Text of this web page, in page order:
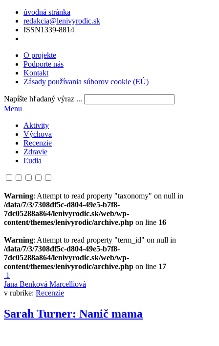
úvodná stránka
redakcia@lenivyrodic.sk
ISSN1339-8814
O projekte
Podporte nás
Kontakt
Zásady používania súborov cookie (EÚ)
Napíšte hľadaný výraz ...
Menu
Aktivity
Výchova
Recenzie
Zdravie
Ľudia
Warning: Attempt to read property "taxonomy" on null in
/data/7/3/7308df5c-d804-49e5-b7f8-
7dc05288a864/lenivyrodic.sk/web/wp-
content/themes/lenivyrodic/archive.php on line 16
Warning: Attempt to read property "term_id" on null in
/data/7/3/7308df5c-d804-49e5-b7f8-
7dc05288a864/lenivyrodic.sk/web/wp-
content/themes/lenivyrodic/archive.php on line 17
1
Jana Benková Marcelliová
v rubrike: Recenzie
Sarah Turner: Nanič mama